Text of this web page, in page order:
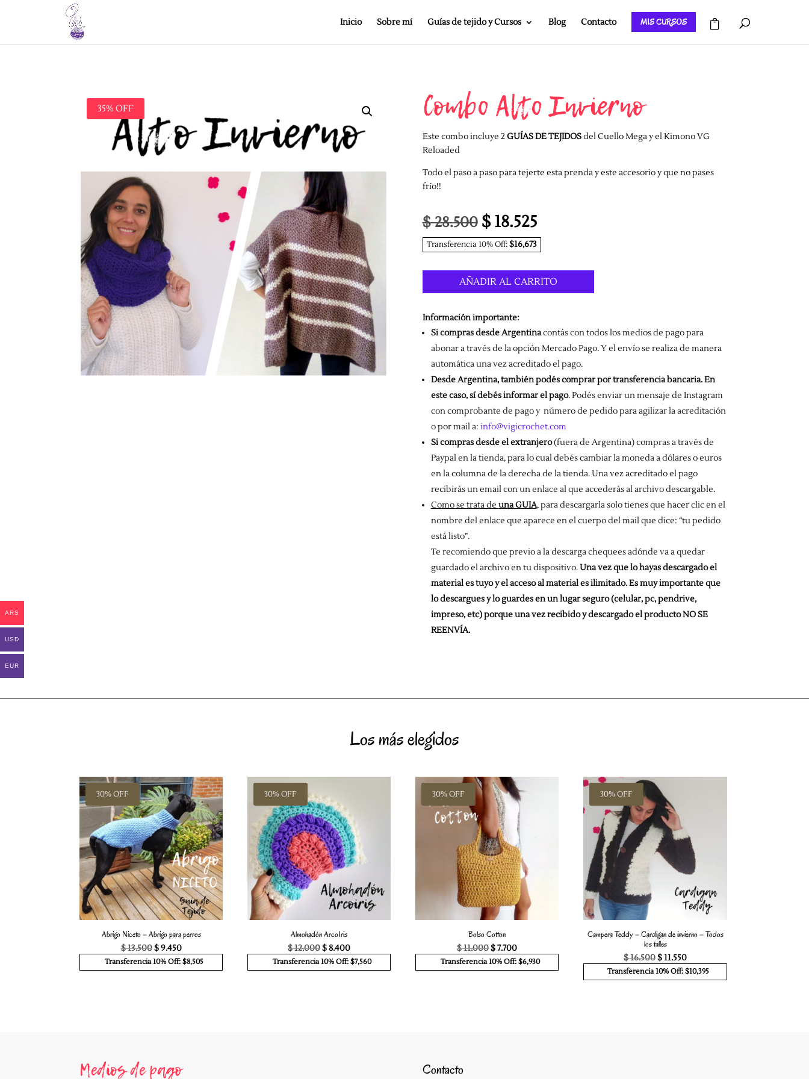
Inicio Sobre mí Guías de tejido y Cursos Blog Contacto MIS CURSOS
35% OFF Combo Alto Invierno
Este combo incluye 2GUÍAS DE TEJIDOSdel Cuello Mega y el Kimono VG
Reloaded
Todo el paso a paso para tejerte esta prenda y este accesorio y que no pases
frío!!
$28.500 El
precio
era:
$18.525El
precio
es:
Transferencia 10% Off:$16,673
AÑADIR AL CARRITO
Información importante:
Si compras desde Argentinacontás con todos los medios de pago para
abonar a través de la opción Mercado Pago. Y el envío se realiza de manera
automática una vez acreditado el pago.
Desde Argentina, también podés comprar por transferencia bancaria. En
este caso, sí debés informar el pago. Podés enviar un mensaje de Instagram
con comprobante de pago y número de pedido para agilizar la acreditación
o por mail a: info@vigicrochet.com
Si compras desde el extranjero(fuera de Argentina) compras a través de
Paypal en la tienda, para lo cual debés cambiar la moneda a dólares o euros
en la columna de la derecha de la tienda. Una vez acreditado el pago
recibirás un email con un enlace al que accederás al archivo descargable.
Como se trata de una GUIA, para descargarla solo tienes que hacer clic en el
nombre del enlace que aparece en el cuerpo del mail que dice: “tu pedido
está listo”.
Te recomiendo que previo a la descarga chequees adónde va a quedar
guardado el archivo en tu dispositivo.Una vez que lo hayas descargado el
material es tuyo y el acceso al material es ilimitado. Es muy importante que
lo descargues y lo guardes en un lugar seguro (celular, pc, pendrive,
impreso, etc) porque una vez recibido y descargado el producto NO SE
REENVÍA.
Los más elegidos
30% OFF
Abrigo Niceto – Abrigo para perros
$13.500El
precio
original
$9.450El
precio
actual
Transferencia 10% Off: $8,505
30% OFF
Almohadón ArcoIris
$12.000El
precio
original
$8.400El
precio
actual
Transferencia 10% Off: $7,560
30% OFF
Bolso Cotton
$11.000El
precio
original
$7.700El
precio
actual
Transferencia 10% Off: $6,930
30% OFF
Campera Teddy – Cardigan de invierno – Todos
los talles
$16.500El
precio
original
$11.550El
precio
actual
Transferencia 10% Off: $10,395
Medios de pago Contacto
ARS
USD
EUR